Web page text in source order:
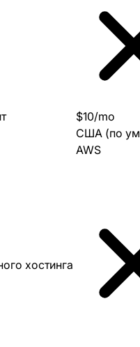
$10/mo
США (по
AWS
хостинга